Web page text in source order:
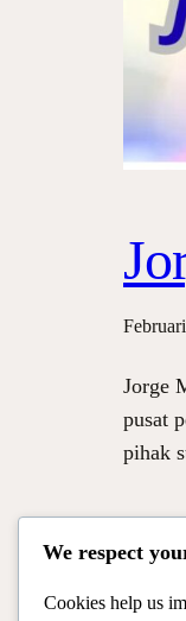
Jorge
pusat
pihak
We respect
Cookies help us